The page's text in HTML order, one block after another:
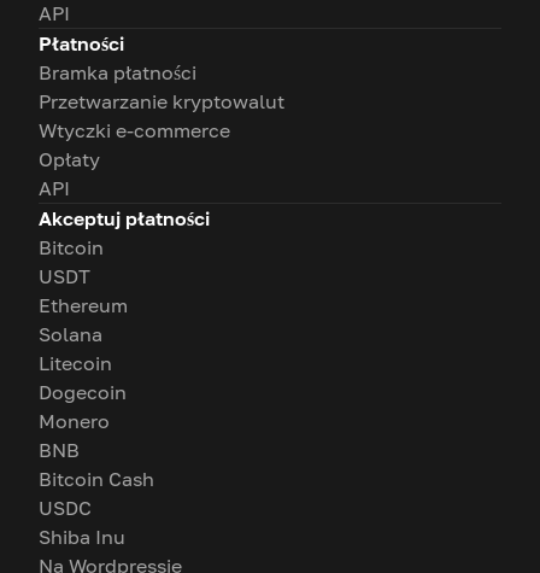
API
Płatności
Bramka płatności
Przetwarzanie kryptowalut
Wtyczki e-commerce
Opłaty
API
Akceptuj płatności
Bitcoin
USDT
Ethereum
Solana
Litecoin
Dogecoin
Monero
BNB
Bitcoin Cash
USDC
Shiba Inu
Na Wordpressie